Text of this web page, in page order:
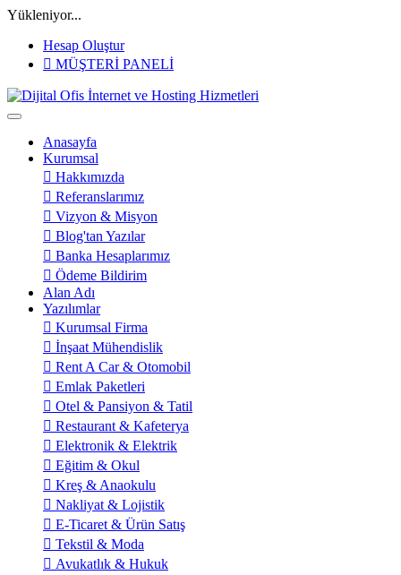
Yükleniyor...
Hesap Oluştur
MÜŞTERİ PANELİ
Anasayfa
Kurumsal
Hakkımızda
Referanslarımız
Vizyon & Misyon
Blog'tan Yazılar
Banka Hesaplarımız
Ödeme Bildirim
Alan Adı
Yazılımlar
Kurumsal Firma
İnşaat Mühendislik
Rent A Car & Otomobil
Emlak Paketleri
Otel & Pansiyon & Tatil
Restaurant & Kafeterya
Elektronik & Elektrik
Eğitim & Okul
Kreş & Anaokulu
Nakliyat & Lojistik
E-Ticaret & Ürün Satış
Tekstil & Moda
Avukatlık & Hukuk